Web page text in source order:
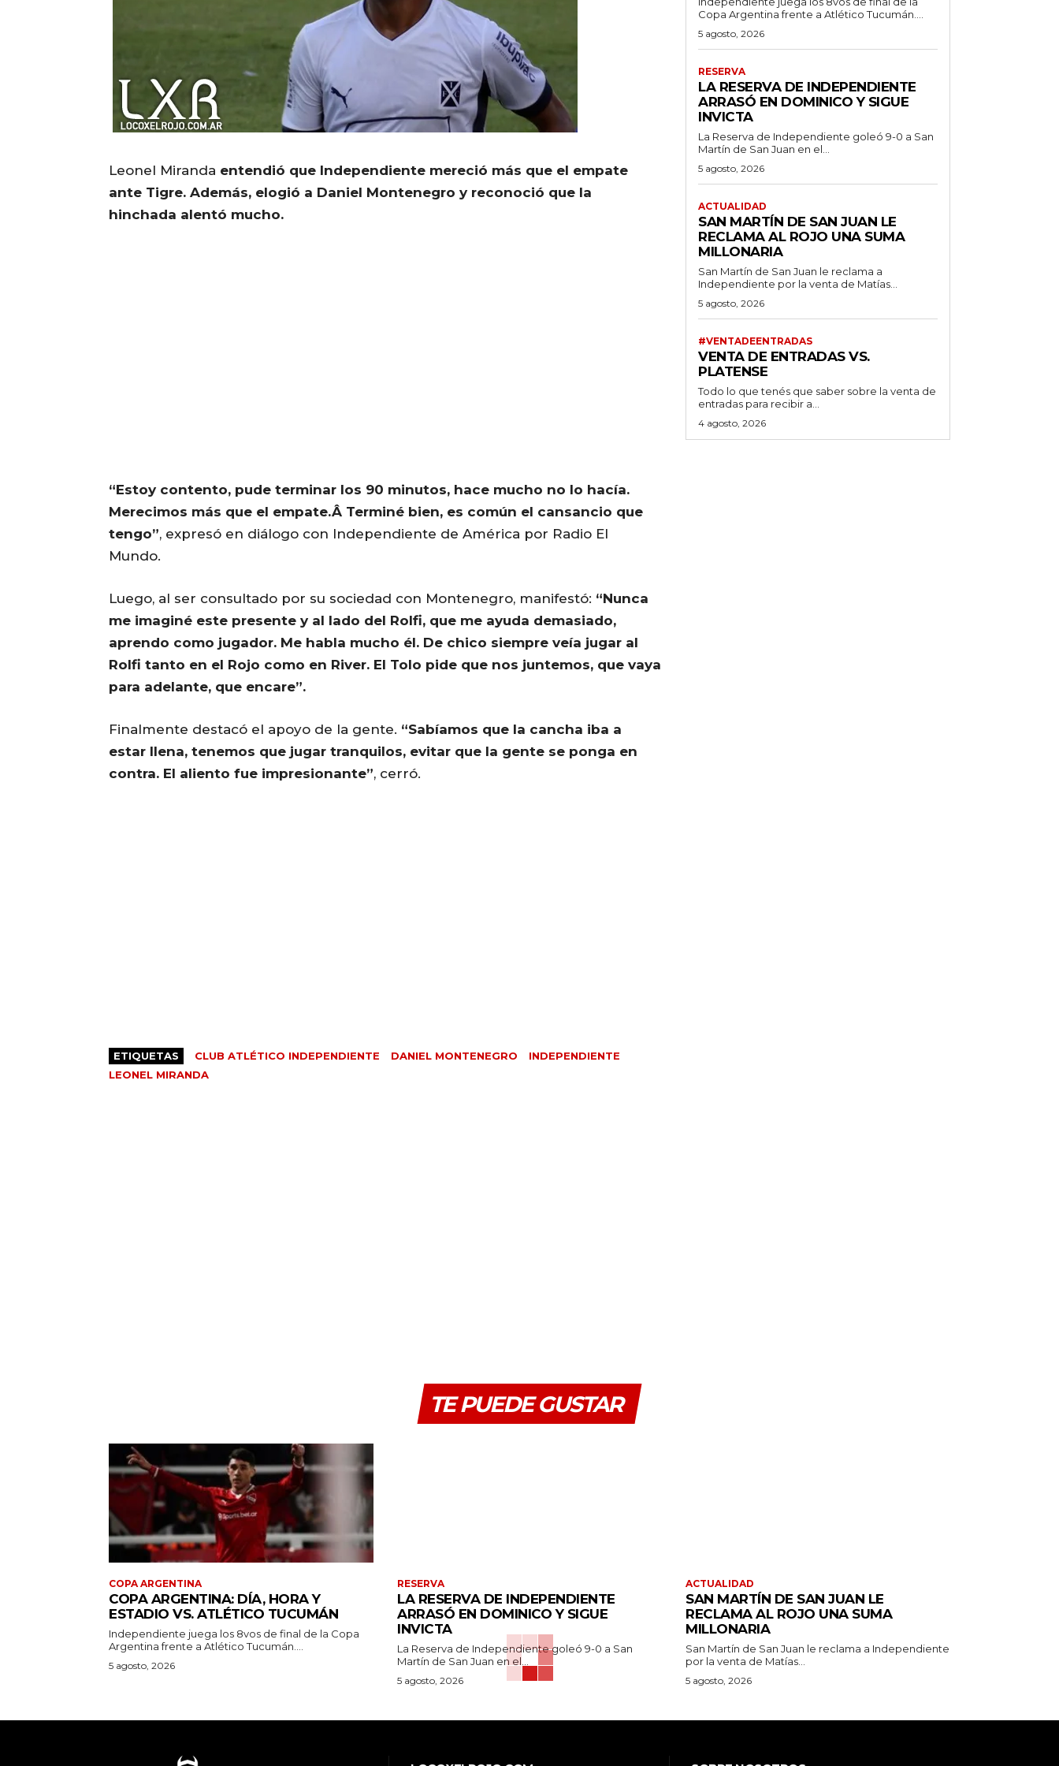
Leonel Miranda entendió que Independiente mereció más que el empate
ante Tigre. Además, elogió a Daniel Montenegro y reconoció que la
hinchada alentó mucho.
“Estoy contento, pude terminar los 90 minutos, hace mucho no lo hacía.
Merecimos más que el empate.Â Terminé bien, es común el cansancio que
tengo”, expresó en diálogo con Independiente de América por Radio El
Mundo.
Luego, al ser consultado por su sociedad con Montenegro, manifestó: “Nunca
me imaginé este presente y al lado del Rolfi, que me ayuda demasiado,
aprendo como jugador. Me habla mucho él. De chico siempre veía jugar al
Rolfi tanto en el Rojo como en River. El Tolo pide que nos juntemos, que vaya
para adelante, que encare”.
Finalmente destacó el apoyo de la gente. “Sabíamos que la cancha iba a
estar llena, tenemos que jugar tranquilos, evitar que la gente se ponga en
contra. El aliento fue impresionante”, cerró.
ETIQUETAS CLUB ATLÉTICO INDEPENDIENTE DANIEL MONTENEGRO
INDEPENDIENTE
LEONEL MIRANDA
Copa Argentina frente a Atlético Tucumán....
5 agosto, 2026
RESERVA
LA RESERVA DE INDEPENDIENTE
ARRASÓ EN DOMINICO Y SIGUE
INVICTA
La Reserva de Independiente goleó 9-0 a San
Martín de San Juan en el...
5 agosto, 2026
ACTUALIDAD
SAN MARTÍN DE SAN JUAN LE
RECLAMA AL ROJO UNA SUMA
MILLONARIA
San Martín de San Juan le reclama a
Independiente por la venta de Matías...
5 agosto, 2026
#VENTADEENTRADAS
VENTA DE ENTRADAS VS.
PLATENSE
Todo lo que tenés que saber sobre la venta de
entradas para recibir a...
4 agosto, 2026
TE PUEDE GUSTAR
COPA ARGENTINA
COPA ARGENTINA: DÍA, HORA Y
ESTADIO VS. ATLÉTICO TUCUMÁN
Independiente juega los 8vos de final de la Copa
Argentina frente a Atlético Tucumán....
5 agosto, 2026
RESERVA
LA RESERVA DE INDEPENDIENTE
ARRASÓ EN DOMINICO Y SIGUE
INVICTA
La Reserva de Independiente goleó 9-0 a San
Martín de San Juan en el...
5 agosto, 2026
ACTUALIDAD
SAN MARTÍN DE SAN JUAN LE
RECLAMA AL ROJO UNA SUMA
MILLONARIA
San Martín de San Juan le reclama a Independiente
por la venta de Matías...
5 agosto, 2026